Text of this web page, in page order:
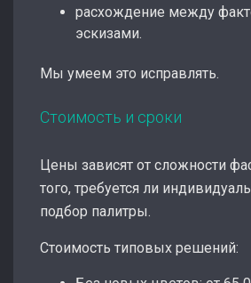
расхождение между
эскизами.
Мы умеем это исправлять.
Стоимость и сроки
Цены зависят от сложности
того, требуется ли
подбор палитры.
Стоимость типовых решений: